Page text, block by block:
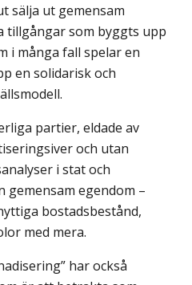
sälja ut gemensam
tillgångar som byggts upp
i många fall spelar en
en solidarisk och
partier, eldade av
och utan
i stat och
gemensam egendom –
bostadsbestånd,
med mera.
har också